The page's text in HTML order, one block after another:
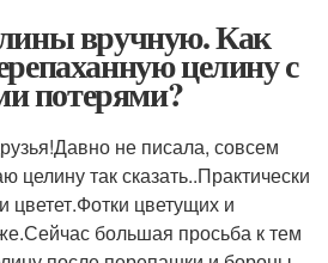
вручную. Как
целину с
потерями?
не писала, совсем
целину так сказать..Практически
цветет.Фотки цветущих и
большая просьба к тем